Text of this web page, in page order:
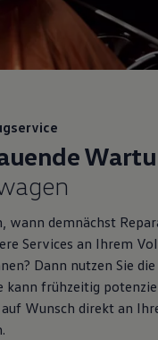
wann demnächst
Services an Ihrem
Dann nutzen Sie
kann frühzeitig
Wunsch direkt an